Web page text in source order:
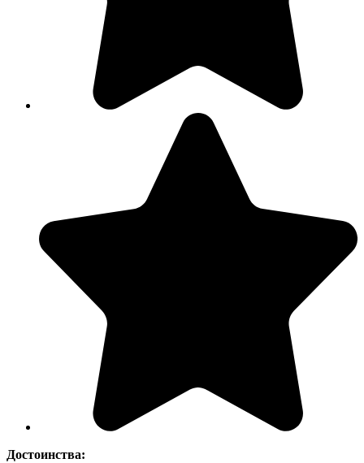
Достоинства: